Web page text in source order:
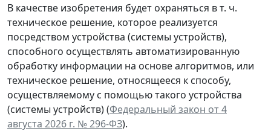
В качестве изобретения будет охраняться в т. ч.
техническое решение, которое реализуется
посредством устройства (системы устройств),
способного осуществлять автоматизированную
обработку информации на основе алгоритмов, или
техническое решение, относящееся к способу,
осуществляемому с помощью такого устройства
(системы устройств) (Федеральный закон от 4
августа 2026 г. № 296-ФЗ).